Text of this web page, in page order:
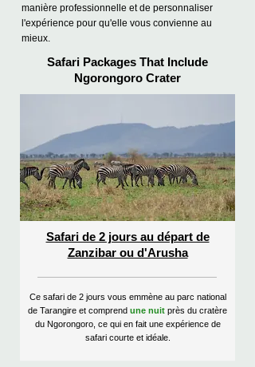
manière professionnelle et de personnaliser
l'expérience pour qu'elle vous convienne au
mieux.
Safari Packages That Include
Ngorongoro Crater
Safari de 2 jours au départ de
Zanzibar ou d'Arusha
Ce safari de 2 jours vous emmène au parc national
de Tarangire et comprend une nuit près du cratère
du Ngorongoro, ce qui en fait une expérience de
safari courte et idéale.